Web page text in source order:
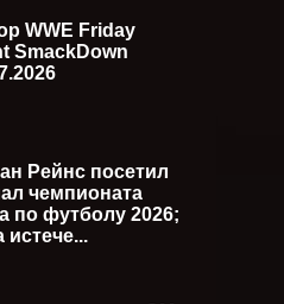
версия)
WWE Friday
SmackDown
Рейнс посетил
чемпионата
по футболу 2026;
истече...